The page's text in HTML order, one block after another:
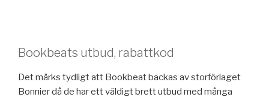
Bookbeats utbud, rabattkod
Det märks tydligt att Bookbeat backas av storförlaget
Bonnier då de har ett väldigt brett utbud med många